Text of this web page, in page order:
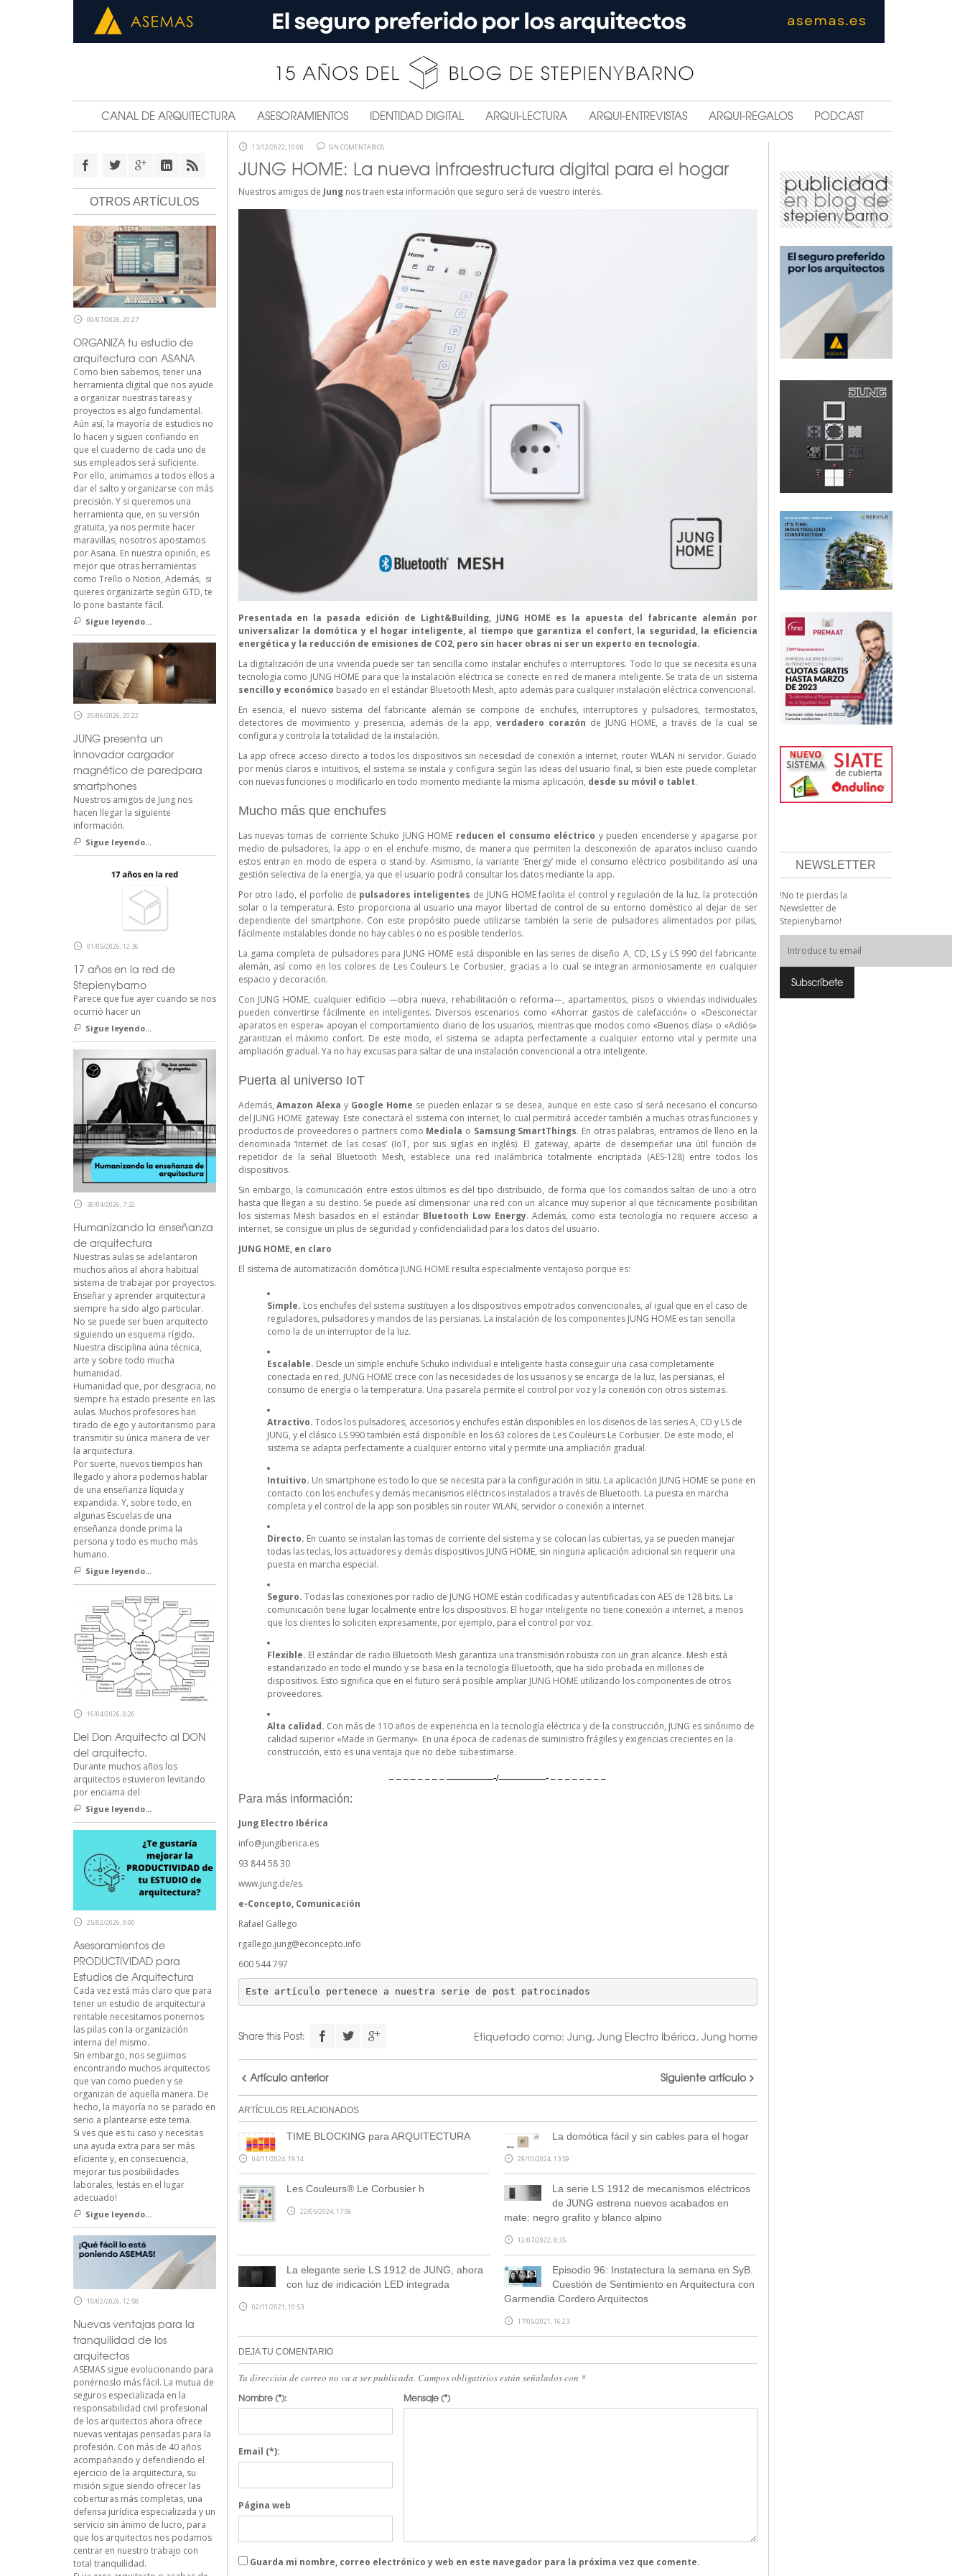
CANAL DE ARQUITECTURA ASESORAMIENTOS IDENTIDAD DIGITAL ARQUI-LECTURA ARQUI-ENTREVISTAS ARQUI-REGALOS PODCAST
13/12/2022, 10:00 SIN COMENTARIOS
JUNG HOME: La nueva infraestructura digital para el hogar
Nuestros amigos de Jungnos traen esta información que seguro será de vuestro interés.
Presentada en la pasada edición de Light&Building, JUNG HOME es la apuesta del fabricante alemán por
universalizar la domótica y el hogar inteligente, al tiempo que garantiza el confort, la seguridad, la eficiencia
energética y la reducción de emisiones de CO2, pero sin hacer obras ni ser un experto en tecnología.
La digitalización de una vivienda puede ser tan sencilla como instalar enchufes o interruptores. Todo lo que se necesita es una
tecnología como JUNG HOME para que la instalación eléctrica se conecte en red de manera inteligente. Se trata de un sistema
sencillo y económico basado en el estándar Bluetooth Mesh, apto además para cualquier instalación eléctrica convencional.
En esencia, el nuevo sistema del fabricante alemán se compone de enchufes, interruptores y pulsadores, termostatos,
detectores de movimiento y presencia, además de la app,verdadero corazón de JUNG HOME, a través de la cual se
configura y controla la totalidad de la instalación.
La app ofrece acceso directo a todos los dispositivos sin necesidad de conexión a internet, router WLAN ni servidor. Guiado
por menús claros e intuitivos, el sistema se instala y configura según las ideas del usuario final, si bien este puede completar
con nuevas funciones o modificarlo en todo momento mediante la misma aplicación, desde su móvil o tablet.
Mucho más que enchufes
Las nuevas tomas de corriente Schuko JUNG HOME reducen el consumo eléctrico y pueden encenderse y apagarse por
medio de pulsadores, la app o en el enchufe mismo, de manera que permiten la desconexión de aparatos incluso cuando
estos entran en modo de espera o stand-by. Asimismo, la variante ‘Energy’ mide el consumo eléctrico posibilitando así una
gestión selectiva de la energía, ya que el usuario podrá consultar los datos mediante la app.
Por otro lado, el porfolio de pulsadores inteligentes de JUNG HOME facilita el control y regulación de la luz, la protección
solar o la temperatura. Esto proporciona al usuario una mayor libertad de control de su entorno doméstico al dejar de ser
dependiente del smartphone. Con este propósito puede utilizarse también la serie de pulsadores alimentados por pilas,
fácilmente instalables donde no hay cables o no es posible tenderlos.
La gama completa de pulsadores para JUNG HOME está disponible en las series de diseño A, CD, LS y LS 990 del fabricante
alemán, así como en los colores de Les Couleurs Le Corbusier, gracias a lo cual se integran armoniosamente en cualquier
espacio y decoración.
Con JUNG HOME, cualquier edificio —obra nueva, rehabilitación o reforma—, apartamentos, pisos o viviendas individuales
pueden convertirse fácilmente en inteligentes. Diversos escenarios como «Ahorrar gastos de calefacción» o «Desconectar
aparatos en espera» apoyan el comportamiento diario de los usuarios, mientras que modos como «Buenos días» o «Adiós»
garantizan el máximo confort. De este modo, el sistema se adapta perfectamente a cualquier entorno vital y permite una
ampliación gradual. Ya no hay excusas para saltar de una instalación convencional a otra inteligente.
Puerta al universo IoT
Además,Amazon Alexa y Google Home se pueden enlazar si se desea, aunque en este caso sí será necesario el concurso
del JUNG HOME gateway. Este conectará el sistema con internet, lo cual permitirá acceder también a muchas otras funciones y
productos de proveedores o partners como Mediola o Samsung SmartThings. En otras palabras, entramos de lleno en la
denominada ‘Internet de las cosas’ (IoT, por sus siglas en inglés). El gateway, aparte de desempeñar una útil función de
repetidor de la señal Bluetooth Mesh, establece una red inalámbrica totalmente encriptada (AES-128) entre todos los
dispositivos.
Sin embargo, la comunicación entre estos últimos es del tipo distribuido, de forma que los comandos saltan de uno a otro
hasta que llegan a su destino. Se puede así dimensionar una red con un alcance muy superior al que técnicamente posibilitan
los sistemas Mesh basados en el estándar Bluetooth Low Energy. Además, como esta tecnología no requiere acceso a
internet, se consigue un plus de seguridad y confidencialidad para los datos del usuario.
JUNG HOME, en claro
El sistema de automatización domótica JUNG HOME resulta especialmente ventajoso porque es:
Simple. Los enchufes del sistema sustituyen a los dispositivos empotrados convencionales, al igual que en el caso de
reguladores, pulsadores y mandos de las persianas. La instalación de los componentes JUNG HOME es tan sencilla
como la de un interruptor de la luz.
Escalable. Desde un simple enchufe Schuko individual e inteligente hasta conseguir una casa completamente
conectada en red, JUNG HOME crece con las necesidades de los usuarios y se encarga de la luz, las persianas, el
consumo de energía o la temperatura. Una pasarela permite el control por voz y la conexión con otros sistemas.
Atractivo. Todos los pulsadores, accesorios y enchufes están disponibles en los diseños de las series A, CD y LS de
JUNG, y el clásico LS 990 también está disponible en los 63 colores de Les Couleurs Le Corbusier. De este modo, el
sistema se adapta perfectamente a cualquier entorno vital y permite una ampliación gradual.
Intuitivo. Un smartphone es todo lo que se necesita para la configuración in situ. La aplicación JUNG HOME se pone en
contacto con los enchufes y demás mecanismos eléctricos instalados a través de Bluetooth. La puesta en marcha
completa y el control de la app son posibles sin router WLAN, servidor o conexión a internet.
Directo. En cuanto se instalan las tomas de corriente del sistema y se colocan las cubiertas, ya se pueden manejar
todas las teclas, los actuadores y demás dispositivos JUNG HOME, sin ninguna aplicación adicional sin requerir una
puesta en marcha especial.
Seguro. Todas las conexiones por radio de JUNG HOME están codificadas y autentificadas con AES de 128 bits. La
comunicación tiene lugar localmente entre los dispositivos. El hogar inteligente no tiene conexión a internet, a menos
que los clientes lo soliciten expresamente, por ejemplo, para el control por voz.
Flexible. El estándar de radio Bluetooth Mesh garantiza una transmisión robusta con un gran alcance. Mesh está
estandarizado en todo el mundo y se basa en la tecnología Bluetooth, que ha sido probada en millones de
dispositivos. Esto significa que en el futuro será posible ampliar JUNG HOME utilizando los componentes de otros
proveedores.
Alta calidad. Con más de 110 años de experiencia en la tecnología eléctrica y de la construcción, JUNG es sinónimo de
calidad superior «Made in Germany». En una época de cadenas de suministro frágiles y exigencias crecientes en la
construcción, esto es una ventaja que no debe subestimarse.
– – – – – – – – —————-/—————- – – – – – – – –
Para más información:
Jung Electro Ibérica
info@jungiberica.es
93 844 58 30
www.jung.de/es
e-Concepto, Comunicación
Rafael Gallego
rgallego.jung@econcepto.info
600 544 797
Este artículo pertenece a nuestra serie de post patrocinados
Share this Post: Etiquetado como: Jung, Jung Electro Ibérica, Jung home
Artículo anterior Siguiente artículo
ARTÍCULOS RELACIONADOS
TIME BLOCKING para ARQUITECTURA
04/11/2024, 19:14
La domótica fácil y sin cables para el hogar
29/10/2024, 13:59
Les Couleurs® Le Corbusier h
22/05/2024, 17:56
La serie LS 1912 de mecanismos eléctricos
de JUNG estrena nuevos acabados en
mate: negro grafito y blanco alpino
12/07/2022, 8:35
La elegante serie LS 1912 de JUNG, ahora
con luz de indicación LED integrada
02/11/2021, 10:53
Episodio 96: Instatectura la semana en SyB.
Cuestión de Sentimiento en Arquitectura con
Garmendia Cordero Arquitectos
17/05/2021, 16:23
DEJA TU COMENTARIO
Tu dirección de correo no va a ser publicada. Campos obligatirios están señalados con *
Mensaje(*)
Nombre(*):
Email (*):
Página web
Guarda mi nombre, correo electrónico y web en este navegador para la próxima vez que comente.
NEWSLETTER
!No te pierdas la
Newsletter de
Stepienybarno!
OTROS ARTÍCULOS
09/07/2026, 20:27
ORGANIZA tu estudio de
arquitectura con ASANA
Como bien sabemos, tener una
herramienta digital que nos ayude
a organizar nuestras tareas y
proyectos es algo fundamental.
Aún así, la mayoría de estudios no
lo hacen y siguen confiando en
que el cuaderno de cada uno de
sus empleados será suficiente.
Por ello, animamos a todos ellos a
dar el salto y organizarse con más
precisión. Y si queremos una
herramienta que, en su versión
gratuita, ya nos permite hacer
maravillas, nosotros apostamos
por Asana. En nuestra opinión, es
mejor que otras herramientas
como Trello o Notion, Además, si
quieres organizarte según GTD, te
lo pone bastante fácil.
Sigue leyendo...
20/06/2026, 20:22
JUNG presenta un
innovador cargador
magnético de paredpara
smartphones
Nuestros amigos de Jung nos
hacen llegar la siguiente
información.
Sigue leyendo...
01/05/2026, 12:36
17 años en la red de
Stepienybarno
Parece que fue ayer cuando se nos
ocurrió hacer un
Sigue leyendo...
30/04/2026, 7:32
Humanizando la enseñanza
de arquitectura
Nuestras aulas se adelantaron
muchos años al ahora habitual
sistema de trabajar por proyectos.
Enseñar y aprender arquitectura
siempre ha sido algo particular.
No se puede ser buen arquitecto
siguiendo un esquema rígido.
Nuestra disciplina aúna técnica,
arte y sobre todo mucha
humanidad.
Humanidad que, por desgracia, no
siempre ha estado presente en las
aulas. Muchos profesores han
tirado de ego y autoritarismo para
transmitir su única manera de ver
la arquitectura.
Por suerte, nuevos tiempos han
llegado y ahora podemos hablar
de una enseñanza líquida y
expandida. Y, sobre todo, en
algunas Escuelas de una
enseñanza donde prima la
persona y todo es mucho más
humano.
Sigue leyendo...
16/04/2026, 8:26
Del Don Arquitecto al DON
del arquitecto.
Durante muchos años los
arquitectos estuvieron levitando
por enciama del
Sigue leyendo...
25/02/2026, 9:00
Asesoramientos de
PRODUCTIVIDAD para
Estudios de Arquitectura
Cada vez está más claro que para
tener un estudio de arquitectura
rentable necesitamos ponernos
las pilas con la organización
interna del mismo.
Sin embargo, nos seguimos
encontrando muchos arquitectos
que van como pueden y se
organizan de aquella manera. De
hecho, la mayoría no se parado en
serio a plantearse este tema.
Si ves que es tu caso y necesitas
una ayuda extra para ser más
eficiente y, en consecuencia,
mejorar tus posibilidades
laborales, !estás en el lugar
adecuado!
Sigue leyendo...
10/02/2026, 12:58
Nuevas ventajas para la
tranquilidad de los
arquitectos
ASEMAS sigue evolucionando para
ponérnoslo más fácil. La mutua de
seguros especializada en la
responsabilidad civil profesional
de los arquitectos ahora ofrece
nuevas ventajas pensadas para la
profesión. Con más de 40 años
acompañando y defendiendo el
ejercicio de la arquitectura, su
misión sigue siendo ofrecer las
coberturas más completas, una
defensa jurídica especializada y un
servicio sin ánimo de lucro, para
que los arquitectos nos podamos
centrar en nuestro trabajo con
total tranquilidad.